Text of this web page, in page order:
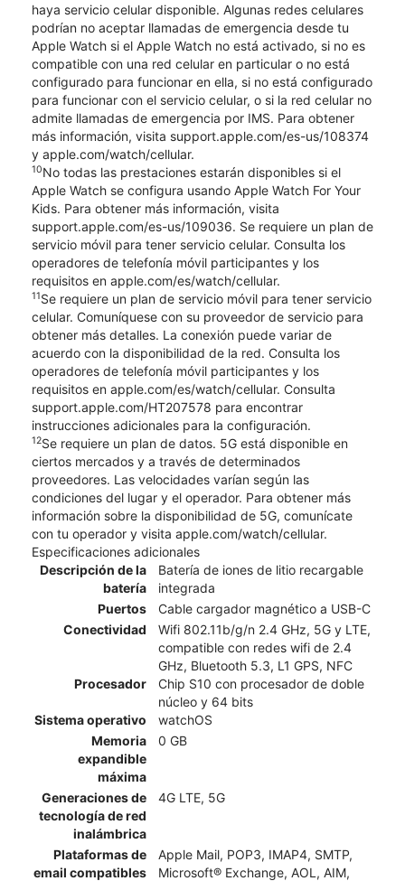
haya servicio celular disponible. Algunas redes celulares
podrían no aceptar llamadas de emergencia desde tu
Apple Watch si el Apple Watch no está activado, si no es
compatible con una red celular en particular o no está
configurado para funcionar en ella, si no está configurado
para funcionar con el servicio celular, o si la red celular no
admite llamadas de emergencia por IMS. Para obtener
más información, visita support.apple.com/es-us/108374
y apple.com/watch/cellular.
10No todas las prestaciones estarán disponibles si el
Apple Watch se configura usando Apple Watch For Your
Kids. Para obtener más información, visita
support.apple.com/es-us/109036. Se requiere un plan de
servicio móvil para tener servicio celular. Consulta los
operadores de telefonía móvil participantes y los
requisitos en apple.com/es/watch/cellular.
11Se requiere un plan de servicio móvil para tener servicio
celular. Comuníquese con su proveedor de servicio para
obtener más detalles. La conexión puede variar de
acuerdo con la disponibilidad de la red. Consulta los
operadores de telefonía móvil participantes y los
requisitos en apple.com/es/watch/cellular. Consulta
support.apple.com/HT207578 para encontrar
instrucciones adicionales para la configuración.
12Se requiere un plan de datos. 5G está disponible en
ciertos mercados y a través de determinados
proveedores. Las velocidades varían según las
condiciones del lugar y el operador. Para obtener más
información sobre la disponibilidad de 5G, comunícate
con tu operador y visita apple.com/watch/cellular.
Especificaciones adicionales
Descripción de la
batería
Batería de iones de litio recargable
integrada
Puertos
Cable cargador magnético a USB-C
Conectividad
Wifi 802.11b/g/n 2.4 GHz, 5G y LTE,
compatible con redes wifi de 2.4
GHz, Bluetooth 5.3, L1 GPS, NFC
Procesador
Chip S10 con procesador de doble
núcleo y 64 bits
Sistema operativo
watchOS
Memoria
expandible
máxima
0 GB
Generaciones de
tecnología de red
inalámbrica
4G LTE, 5G
Plataformas de
email compatibles
Apple Mail, POP3, IMAP4, SMTP,
Microsoft® Exchange, AOL, AIM,